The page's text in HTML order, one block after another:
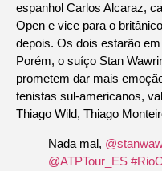
espanhol Carlos Alcaraz,
Open e vice para o
depois. Os dois estarão
Porém, o suíço Stan
prometem dar mais
tenistas sul-americanos,
Thiago Wild, Thiago
Nada mal,
@ATPTour_ES